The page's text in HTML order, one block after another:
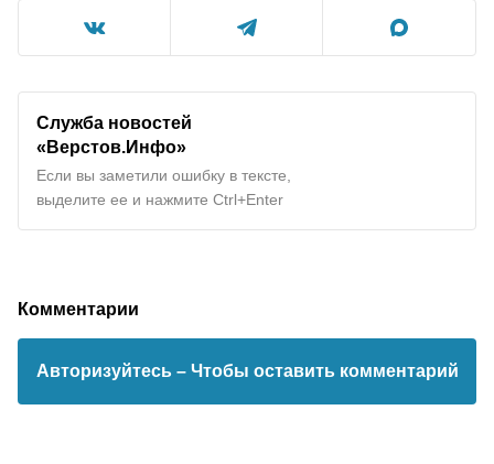
Служба новостей
«Верстов.Инфо»
Если вы заметили ошибку в тексте,
выделите ее и нажмите Ctrl+Enter
Комментарии
Авторизуйтесь – Чтобы оставить комментарий